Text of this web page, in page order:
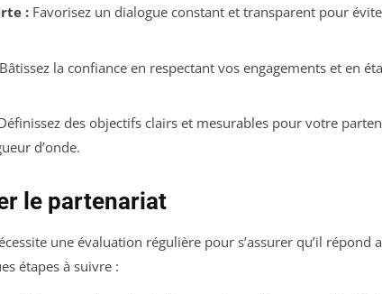
:Favorisez un dialogue constant et transparent pour
la confiance en respectant vos engagements et en
des objectifs clairs et mesurables pour votre
d’onde.
le partenariat
une évaluation régulière pour s’assurer qu’il répond
étapes à suivre :